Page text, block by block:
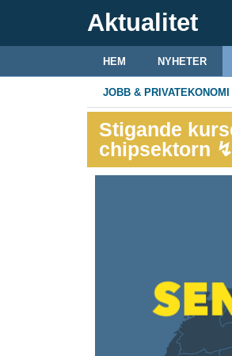
Aktualitet
HEM NYHETER
JOBB & PRIVATEKONOMI
Stigande
chipsektorn ↯